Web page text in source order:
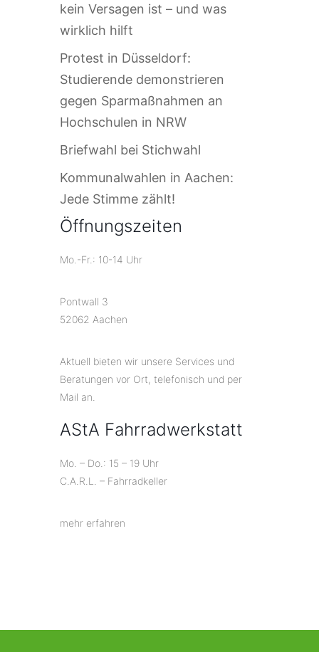
kein Versagen ist – und was
wirklich hilft
Protest in Düsseldorf:
Studierende demonstrieren
gegen Sparmaßnahmen an
Hochschulen in NRW
Briefwahl bei Stichwahl
Kommunalwahlen in Aachen:
Jede Stimme zählt!
Öffnungszeiten
Mo.-Fr.: 10-14 Uhr
Pontwall 3
52062 Aachen
Aktuell bieten wir unsere Services und
Beratungen vor Ort, telefonisch und per
Mail an.
AStA Fahrradwerkstatt
Mo. – Do.: 15 – 19 Uhr
C.A.R.L. – Fahrradkeller
mehr erfahren